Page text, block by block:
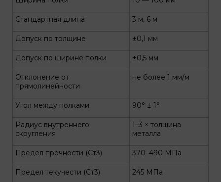
Стандартная длина 3 м, 6 м
Допуск по толщине ±0,1 мм
Допуск по ширине полки ±0,5 мм
Отклонение от
прямолинейности
не более 1 мм/м
Угол между полками 90° ± 1°
Радиус внутреннего
скругления
1–3 × толщина
металла
Предел прочности (Ст3) 370–490 МПа
Предел текучести (Ст3) 245 МПа